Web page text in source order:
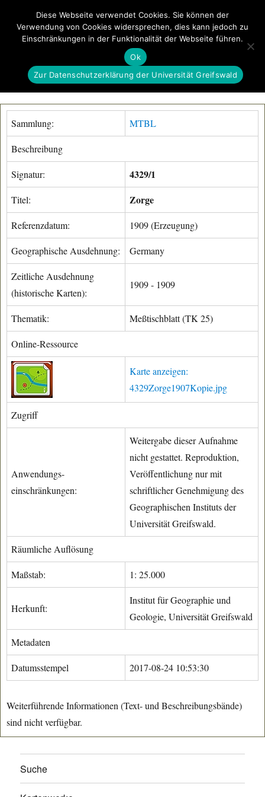
GeoGREIF MENÜ
Sammlung: MTBL
Beschreibung
Signatur: 4329/1
Titel: Zorge
Referenzdatum: 1909 (Erzeugung)
Geographische Ausdehnung: Germany
Zeitliche Ausdehnung
(historische Karten):
1909 - 1909
Thematik: Meßtischblatt (TK 25)
Online-Ressource
Karte anzeigen:
4329Zorge1907Kopie.jpg
Zugriff
Anwendungs-
einschränkungen:
Weitergabe dieser Aufnahme
nicht gestattet. Reproduktion,
Veröffentlichung nur mit
schriftlicher Genehmigung des
Geographischen Instituts der
Universität Greifswald.
Räumliche Auflösung
Maßstab: 1: 25.000
Herkunft:
Institut für Geographie und
Geologie, Universität Greifswald
Metadaten
Datumsstempel 2017-08-24 10:53:30
Weiterführende Informationen (Text- und Beschreibungsbände)
sind nicht verfügbar.
Suche
Diese Webseite verwendet Cookies. Sie können der
Verwendung von Cookies widersprechen, dies kann jedoch zu
Einschränkungen in der Funktionalität der Webseite führen.
Ok
Zur Datenschutzerklärung der Universität Greifswald